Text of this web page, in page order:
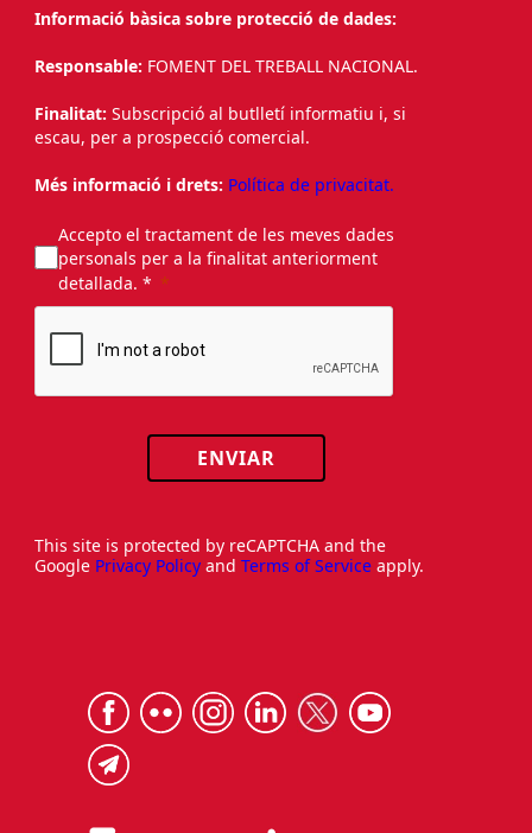
Informació bàsica sobre protecció de dades:
Responsable: FOMENT DEL TREBALL NACIONAL.
Finalitat: Subscripció al butlletí informatiu i, si
escau, per a prospecció comercial.
Més informació i drets: Política de privacitat.
Accepto el tractament de les meves dades
personals per a la finalitat anteriorment
detallada. *
ENVIAR
This site is protected by reCAPTCHA and the
Google Privacy Policy and Terms of Service apply.